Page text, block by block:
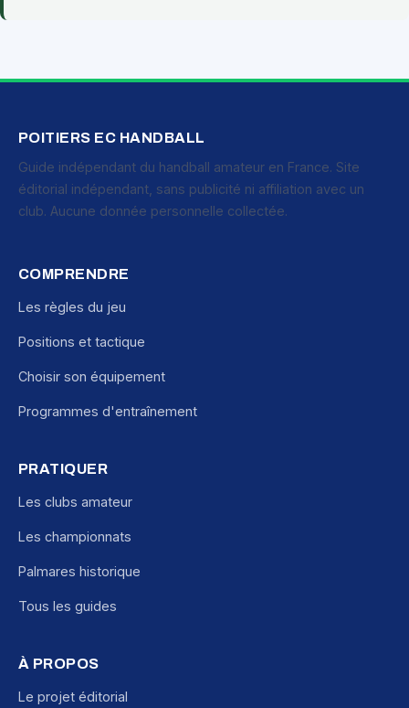
POITIERS EC HANDBALL
Guide indépendant du handball amateur en France. Site
éditorial indépendant, sans publicité ni affiliation avec un
club. Aucune donnée personnelle collectée.
COMPRENDRE
Les règles du jeu
Positions et tactique
Choisir son équipement
Programmes d'entraînement
PRATIQUER
Les clubs amateur
Les championnats
Palmares historique
Tous les guides
À PROPOS
Le projet éditorial